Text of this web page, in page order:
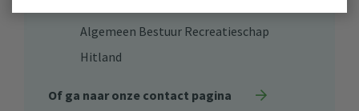
Algemeen Bestuur Recreatieschap
Hitland
Of ga naar onze contact pagina